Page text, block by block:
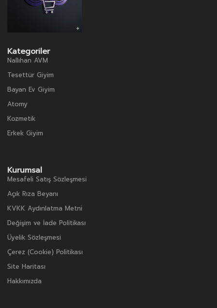
Kategoriler
Nallıhan AVM
Tesettür Giyim
Bayan Ev Giyim
Atomy
Kozmetik
Erkek Giyim
Kurumsal
Mesafeli Satış Sözleşmesi
Açık Rıza Beyanı
KVKK Aydınlatma Metni
Değişim ve İade Politikası
Üyelik Sözleşmesi
Çerez (Cookie) Politikası
Site Haritası
Hakkımızda